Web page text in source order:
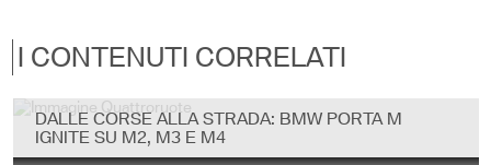
I CONTENUTI CORRELATI
DALLE CORSE ALLA STRADA: BMW PORTA M
IGNITE SU M2, M3 E M4